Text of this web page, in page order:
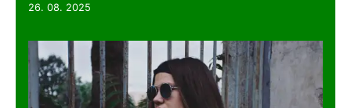
26. 08. 2025